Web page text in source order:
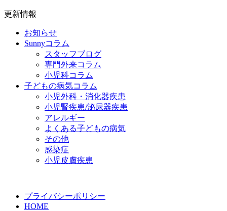
更新情報
お知らせ
Sunnyコラム
スタッフブログ
専門外来コラム
小児科コラム
子どもの病気コラム
小児外科・消化器疾患
小児腎疾患/泌尿器疾患
アレルギー
よくある子どもの病気
その他
感染症
小児皮膚疾患
プライバシーポリシー
HOME